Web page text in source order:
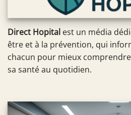
Direct Hopital est un média
être et à la prévention, qui
chacun pour mieux
sa santé au quotidien.